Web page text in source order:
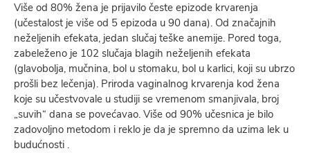
Više od 80% žena je prijavilo česte epizode krvarenja
(učestalost je više od 5 epizoda u 90 dana). Od značajnih
neželjenih efekata, jedan slučaj teške anemije. Pored toga,
zabeleženo je 102 slučaja blagih neželjenih efekata
(glavobolja, mučnina, bol u stomaku, bol u karlici, koji su ubrzo
prošli bez lečenja). Priroda vaginalnog krvarenja kod žena
koje su učestvovale u studiji se vremenom smanjivala, broj
„suvih“ dana se povećavao. Više od 90% učesnica je bilo
zadovoljno metodom i reklo je da je spremno da uzima lek u
budućnosti .